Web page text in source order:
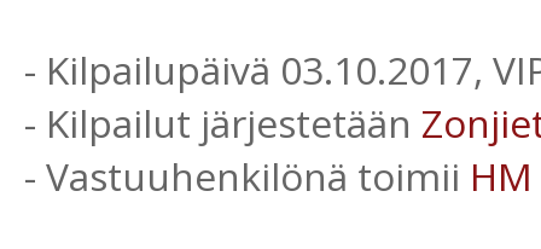
- Kilpailupäivä 03.10.2017,
- Kilpailut järjestetään
- Vastuuhenkilönä toimii HM